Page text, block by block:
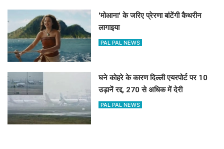
'मोआना' के जरिए प्रेरणा बांटेंगी कैथरीन
लागाइया
PAL PAL NEWS
घने कोहरे के कारण दिल्ली एयरपोर्ट पर 10
उड़ानें रद्द, 270 से अधिक में देरी
PAL PAL NEWS